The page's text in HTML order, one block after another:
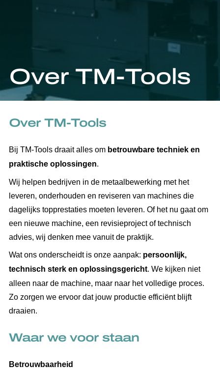
Over TM-Tools
Over TM-Tools
Bij TM-Tools draait alles om betrouwbare techniek en
praktische oplossingen.
Wij helpen bedrijven in de metaalbewerking met het
leveren, onderhouden en reviseren van machines die
dagelijks topprestaties moeten leveren. Of het nu gaat om
een nieuwe machine, een revisieproject of technisch
advies, wij denken mee vanuit de praktijk.
Wat ons onderscheidt is onze aanpak: persoonlijk,
technisch sterk en oplossingsgericht. We kijken niet
alleen naar de machine, maar naar het volledige proces.
Zo zorgen we ervoor dat jouw productie efficiënt blijft
draaien.
Waar we voor staan
Betrouwbaarheid